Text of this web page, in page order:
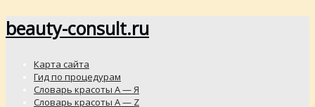
beauty-consult.ru
Карта сайта
Гид по процедурам
Словарь красоты А — Я
Словарь красоты A — Z